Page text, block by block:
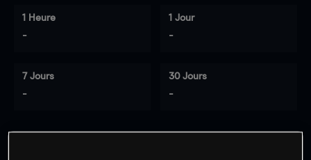
1 Heure
-
1 Jour
-
7 Jours
-
30 Jours
-